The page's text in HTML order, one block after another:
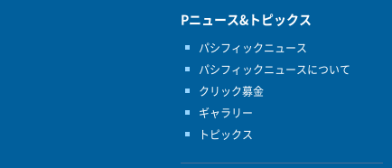
Pニュース&トピックス
パシフィックニュース
パシフィックニュースについて
クリック募金
ギャラリー
トピックス